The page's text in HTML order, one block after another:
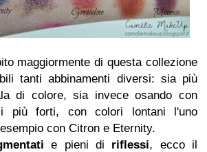
maggiormente di questa collezione
tanti abbinamenti diversi: sia più
di colore, sia invece osando con
più forti, con colori lontani l'uno
con Citron e Eternity.
e pieni di riflessi, ecco il